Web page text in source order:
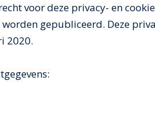
voor deze privacy- en
gepubliceerd. Deze
2020.